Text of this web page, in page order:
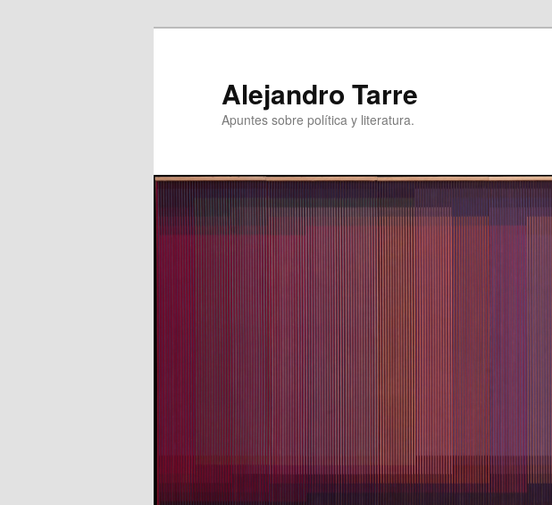
Alejandro Tarre
Apuntes sobre política y literatura.